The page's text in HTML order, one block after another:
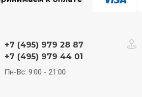
+7 (495) 979 28 87
+7 (495) 979 44 01
Пн-Вс: 9:00 - 21:00